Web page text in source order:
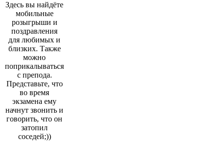
Здесь вы найдёте
мобильные
розыгрыши и
поздравления
для любимых и
близких. Также
можно
поприкалываться
с препода.
Представьте, что
во время
экзамена ему
начнут звонить и
говорить, что он
затопил
соседей;))